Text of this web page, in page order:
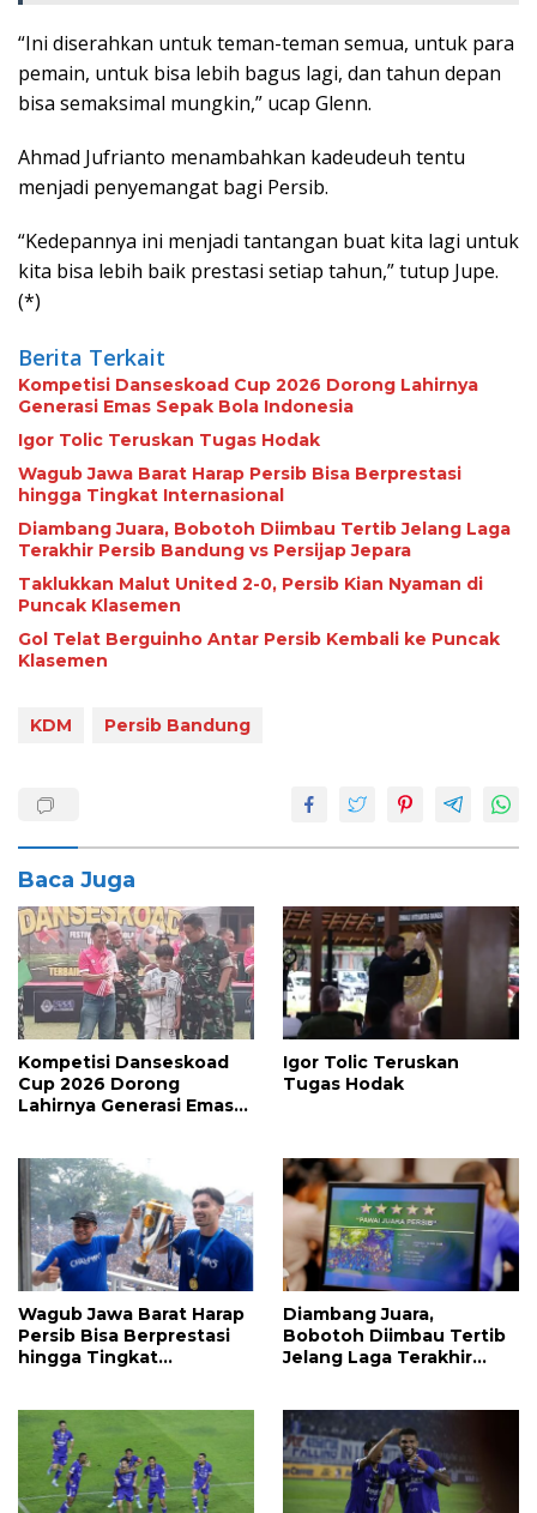
“Ini diserahkan untuk teman-teman semua, untuk para
pemain, untuk bisa lebih bagus lagi, dan tahun depan
bisa semaksimal mungkin,” ucap Glenn.
Ahmad Jufrianto menambahkan kadeudeuh tentu
menjadi penyemangat bagi Persib.
“Kedepannya ini menjadi tantangan buat kita lagi untuk
kita bisa lebih baik prestasi setiap tahun,” tutup Jupe.
(*)
Berita Terkait
Kompetisi Danseskoad Cup 2026 Dorong Lahirnya
Generasi Emas Sepak Bola Indonesia
Igor Tolic Teruskan Tugas Hodak
Wagub Jawa Barat Harap Persib Bisa Berprestasi
hingga Tingkat Internasional
Diambang Juara, Bobotoh Diimbau Tertib Jelang Laga
Terakhir Persib Bandung vs Persijap Jepara
Taklukkan Malut United 2-0, Persib Kian Nyaman di
Puncak Klasemen
Gol Telat Berguinho Antar Persib Kembali ke Puncak
Klasemen
KDM Persib Bandung
Baca Juga
Kompetisi Danseskoad
Cup 2026 Dorong
Lahirnya Generasi Emas
Igor Tolic Teruskan
Tugas Hodak
Wagub Jawa Barat Harap
Persib Bisa Berprestasi
hingga Tingkat
Diambang Juara,
Bobotoh Diimbau Tertib
Jelang Laga Terakhir